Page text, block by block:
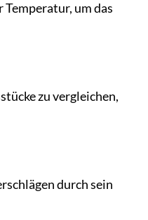
um das
zu vergleichen,
durch sein